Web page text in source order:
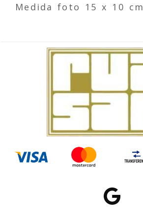
Medida foto 15 x 10 cm